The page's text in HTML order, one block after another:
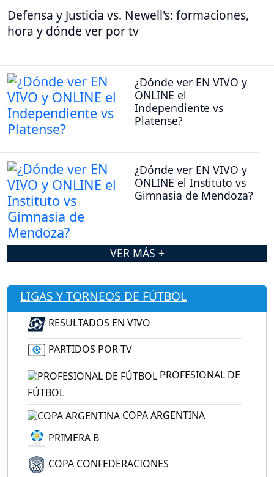
Defensa y Justicia vs. Newell's: formaciones,
hora y dónde ver por tv
¿Dónde ver EN VIVO y
ONLINE el
Independiente vs
Platense?
¿Dónde ver EN VIVO y
ONLINE el Instituto vs
Gimnasia de Mendoza?
VER MÁS +
LIGAS Y TORNEOS DE FÚTBOL
RESULTADOS EN VIVO
PARTIDOS POR TV
PROFESIONAL DE
FÚTBOL
COPA ARGENTINA
PRIMERA B
COPA CONFEDERACIONES